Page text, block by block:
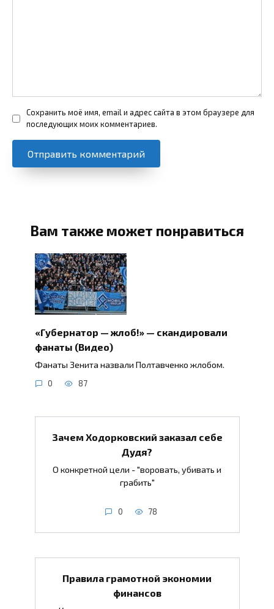
Сохранить моё имя, email и адрес сайта в этом браузере для
последующих моих комментариев.
Вам также может понравиться
«Губернатор — жлоб!» — скандировали
фанаты (Видео)
Фанаты Зенита назвали Полтавченко жлобом.
0 87
Зачем Ходорковский заказал себе
Дудя?
О конкретной цели - "воровать, убивать и
грабить"
0 78
Правила грамотной экономии
финансов